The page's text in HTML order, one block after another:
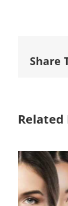
Share
Related